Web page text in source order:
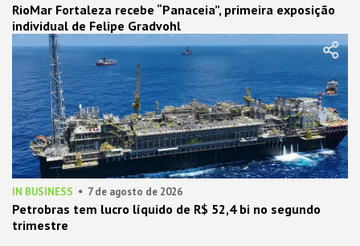
RioMar Fortaleza recebe “Panaceia”, primeira exposição
individual de Felipe Gradvohl
IN BUSINESS 7 de agosto de 2026
Petrobras tem lucro líquido de R$ 52,4 bi no segundo
trimestre